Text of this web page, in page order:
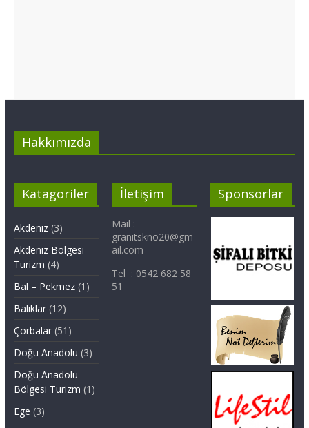
Hakkımızda
Katagoriler
Akdeniz(3)
Akdeniz Bölgesi
Turizm (4)
Bal – Pekmez(1)
Balıklar(12)
Çorbalar(51)
Doğu Anadolu (3)
Doğu Anadolu
Bölgesi Turizm (1)
Ege (3)
İletişim
Mail :
granitskno20@gm
ail.com
Tel : 0542 682 58
51
Sponsorlar